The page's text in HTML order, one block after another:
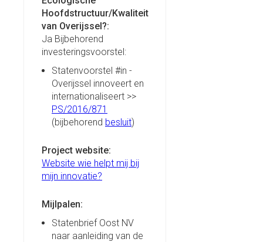
Hoofdstructuur/Kwaliteit
van Overijssel?:
Ja Bijbehorend
investeringsvoorstel:
Statenvoorstel #in -
Overijssel innoveert en
internationaliseert >>
PS/2016/871
(bijbehorend besluit)
Project website:
Website wie helpt mij bij
mijn innovatie?
Mijlpalen:
Statenbrief Oost NV
naar aanleiding van de